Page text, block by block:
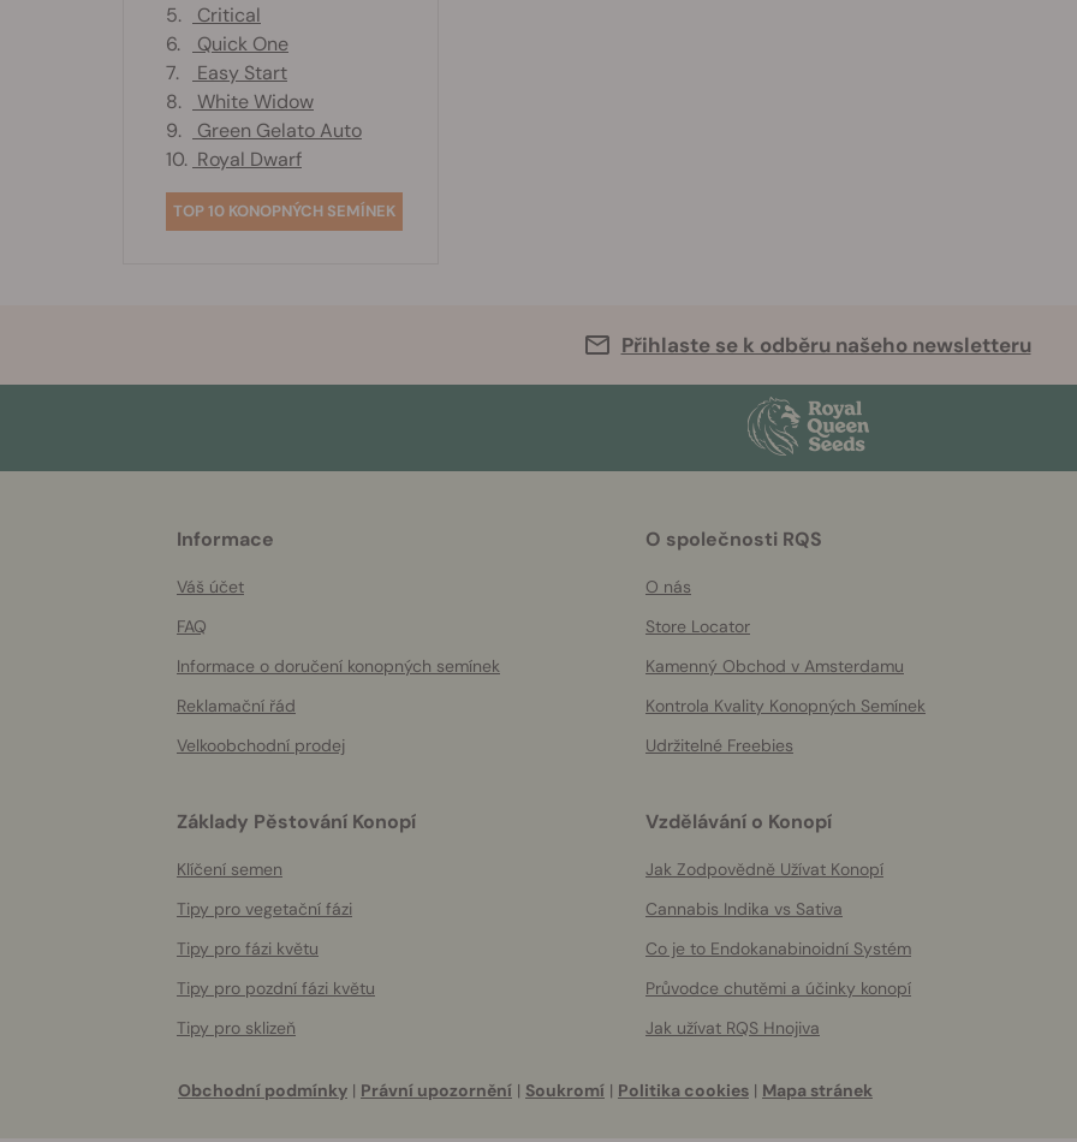
5.
Critical
6.
Quick One
7.
Easy Start
8.
White Widow
9.
Green Gelato Auto
10. Royal Dwarf
TOP 10 KONOPNÝCH SEMÍNEK
Přihlaste se k odběru našeho newsletteru
Informace
Váš účet
FAQ
Informace o doručení konopných semínek
Reklamační řád
Velkoobchodní prodej
O společnosti RQS
O nás
Store Locator
Kamenný Obchod v Amsterdamu
Kontrola Kvality Konopných Semínek
Udržitelné Freebies
Základy Pěstování Konopí
Klíčení semen
Tipy pro vegetační fázi
Tipy pro fázi květu
Tipy pro pozdní fázi květu
Tipy pro sklizeň
Vzdělávání o Konopí
Jak Zodpovědně Užívat Konopí
Cannabis Indika vs Sativa
Co je to Endokanabinoidní Systém
Průvodce chutěmi a účinky konopí
Jak užívat RQS Hnojiva
Obchodní podmínky | Právní upozornění | Soukromí | Politika cookies | Mapa stránek